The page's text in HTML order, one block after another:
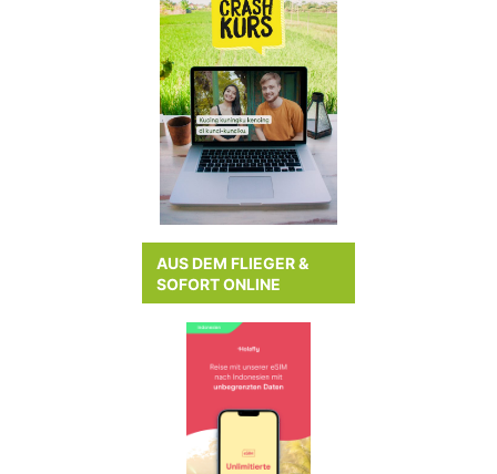
AUS DEM FLIEGER &
SOFORT ONLINE